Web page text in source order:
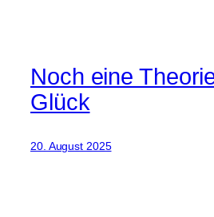
Noch eine
Glück
20. August 2025